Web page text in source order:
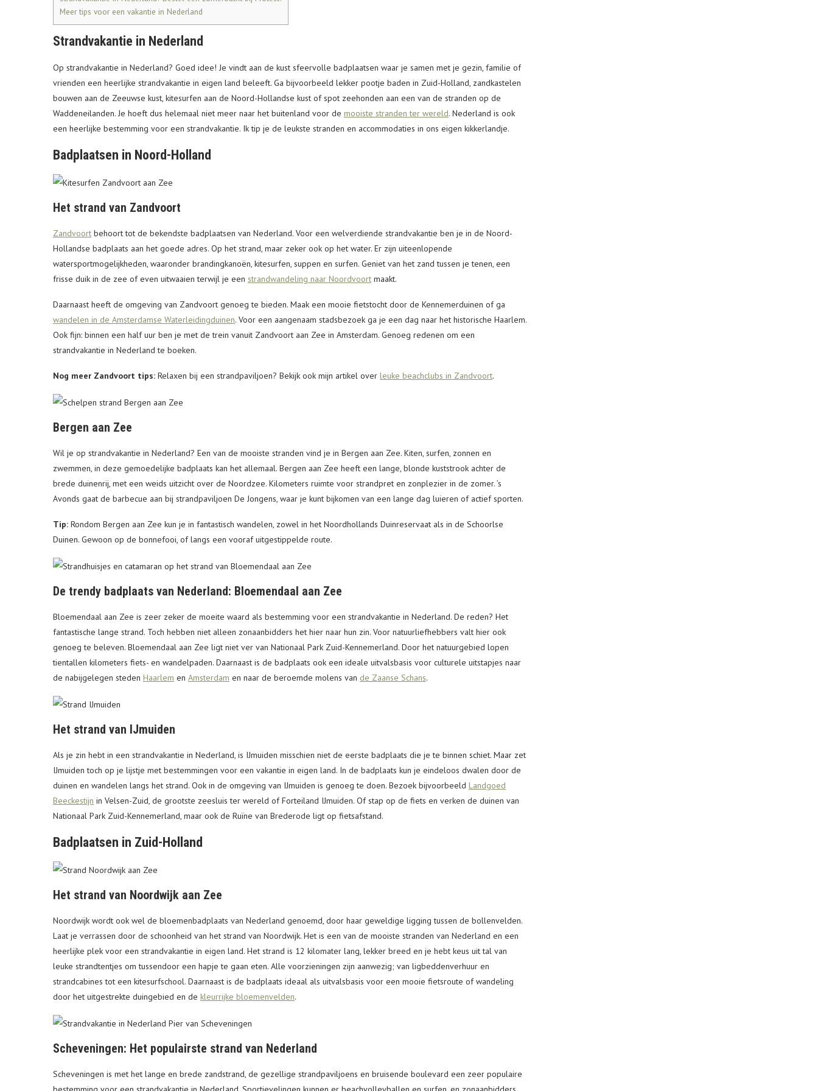
Meer tips voor een vakantie in Nederland
Strandvakantie in Nederland
Op strandvakantie in Nederland? Goed idee! Je vindt aan de kust sfeervolle badplaatsen waar je samen met je gezin, familie of
vrienden een heerlijke strandvakantie in eigen land beleeft. Ga bijvoorbeeld lekker pootje baden in Zuid-Holland, zandkastelen
bouwen aan de Zeeuwse kust, kitesurfen aan de Noord-Hollandse kust of spot zeehonden aan een van de stranden op de
Waddeneilanden. Je hoeft dus helemaal niet meer naar het buitenland voor de mooiste stranden ter wereld. Nederland is ook
een heerlijke bestemming voor een strandvakantie. Ik tip je de leukste stranden en accommodaties in ons eigen kikkerlandje.
Badplaatsen in Noord-Holland
Het strand van Zandvoort
Zandvoort behoort tot de bekendste badplaatsen van Nederland. Voor een welverdiende strandvakantie ben je in de Noord-
Hollandse badplaats aan het goede adres. Op het strand, maar zeker ook op het water. Er zijn uiteenlopende
watersportmogelijkheden, waaronder brandingkanoën, kitesurfen, suppen en surfen. Geniet van het zand tussen je tenen, een
frisse duik in de zee of even uitwaaien terwijl je een strandwandeling naar Noordvoort maakt.
Daarnaast heeft de omgeving van Zandvoort genoeg te bieden. Maak een mooie fietstocht door de Kennemerduinen of ga
wandelen in de Amsterdamse Waterleidingduinen. Voor een aangenaam stadsbezoek ga je een dag naar het historische Haarlem.
Ook fijn: binnen een half uur ben je met de trein vanuit Zandvoort aan Zee in Amsterdam. Genoeg redenen om een
strandvakantie in Nederland te boeken.
Nog meer Zandvoort tips: Relaxen bij een strandpaviljoen? Bekijk ook mijn artikel over leuke beachclubs in Zandvoort.
Bergen aan Zee
Wil je op strandvakantie in Nederland? Een van de mooiste stranden vind je in Bergen aan Zee. Kiten, surfen, zonnen en
zwemmen, in deze gemoedelijke badplaats kan het allemaal. Bergen aan Zee heeft een lange, blonde kuststrook achter de
brede duinenrij, met een weids uitzicht over de Noordzee. Kilometers ruimte voor strandpret en zonplezier in de zomer. ’s
Avonds gaat de barbecue aan bij strandpaviljoen De Jongens, waar je kunt bijkomen van een lange dag luieren of actief sporten.
Tip: Rondom Bergen aan Zee kun je in fantastisch wandelen, zowel in het Noordhollands Duinreservaat als in de Schoorlse
Duinen. Gewoon op de bonnefooi, of langs een vooraf uitgestippelde route.
De trendy badplaats van Nederland: Bloemendaal aan Zee
Bloemendaal aan Zee is zeer zeker de moeite waard als bestemming voor een strandvakantie in Nederland. De reden? Het
fantastische lange strand. Toch hebben niet alleen zonaanbidders het hier naar hun zin. Voor natuurliefhebbers valt hier ook
genoeg te beleven. Bloemendaal aan Zee ligt niet ver van Nationaal Park Zuid-Kennemerland. Door het natuurgebied lopen
tientallen kilometers fiets- en wandelpaden. Daarnaast is de badplaats ook een ideale uitvalsbasis voor culturele uitstapjes naar
de nabijgelegen steden Haarlem en Amsterdam en naar de beroemde molens van de Zaanse Schans.
Het strand van IJmuiden
Als je zin hebt in een strandvakantie in Nederland, is IJmuiden misschien niet de eerste badplaats die je te binnen schiet. Maar zet
IJmuiden toch op je lijstje met bestemmingen voor een vakantie in eigen land. In de badplaats kun je eindeloos dwalen door de
duinen en wandelen langs het strand. Ook in de omgeving van IJmuiden is genoeg te doen. Bezoek bijvoorbeeld Landgoed
Beeckestijn in Velsen-Zuid, de grootste zeesluis ter wereld of Forteiland IJmuiden. Of stap op de fiets en verken de duinen van
Nationaal Park Zuid-Kennemerland, maar ook de Ruïne van Brederode ligt op fietsafstand.
Badplaatsen in Zuid-Holland
Het strand van Noordwijk aan Zee
Noordwijk wordt ook wel de bloemenbadplaats van Nederland genoemd, door haar geweldige ligging tussen de bollenvelden.
Laat je verrassen door de schoonheid van het strand van Noordwijk. Het is een van de mooiste stranden van Nederland en een
heerlijke plek voor een strandvakantie in eigen land. Het strand is 12 kilomater lang, lekker breed en je hebt keus uit tal van
leuke strandtentjes om tussendoor een hapje te gaan eten. Alle voorzieningen zijn aanwezig; van ligbeddenverhuur en
strandcabines tot een kitesurfschool. Daarnaast is de badplaats ideaal als uitvalsbasis voor een mooie fietsroute of wandeling
door het uitgestrekte duingebied en de kleurrijke bloemenvelden.
Scheveningen: Het populairste strand van Nederland
Scheveningen is met het lange en brede zandstrand, de gezellige strandpaviljoens en bruisende boulevard een zeer populaire